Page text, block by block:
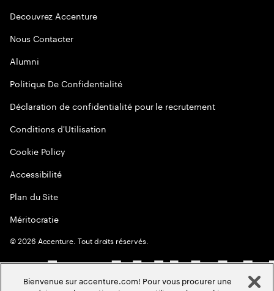
Decouvrez Accenture
Nous Contacter
Alumni
Politique De Confidentialité
Déclaration de confidentialité pour le recrutement
Conditions d'Utilisation
Cookie Policy
Accessibilité
Plan du Site
Méritocratie
©2026 Accenture. Tout droits réservés.
Bienvenue sur accenture.com! Pour vous procurer une